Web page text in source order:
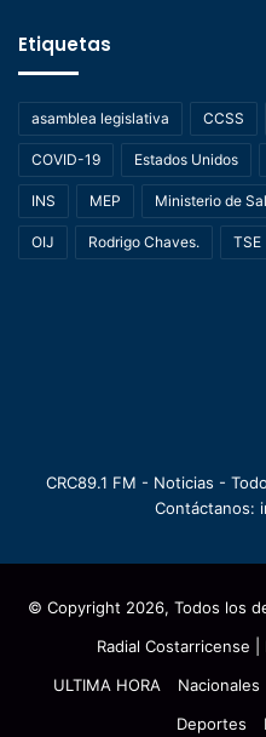
Etiquetas
asamblea legislativa CCSS
COVID-19 Estados Unidos
INS MEP Ministerio de
OIJ Rodrigo Chaves. TSE
CRC89.1 FM - Noticias -
Contáctanos:
© Copyright 2026, Todos los
Radial Costarricense
ULTIMA HORA
Nacionales
Deportes